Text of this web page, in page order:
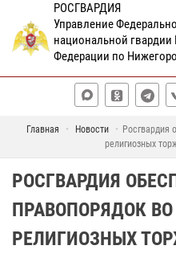
РОСГВАРДИЯ
Управление
национальной гвардии
Федерации по
Главная Новости
Росгвардия
религиозных
РОСГВАРДИЯ
ПРАВОПОРЯДОК
РЕЛИГИОЗНЫХ